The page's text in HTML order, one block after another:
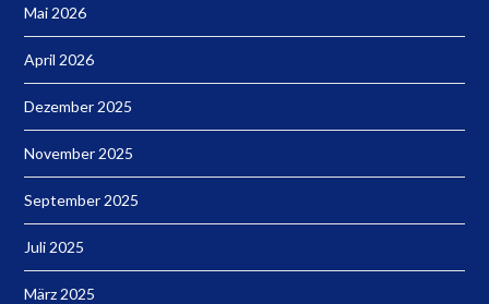
Mai 2026
April 2026
Dezember 2025
November 2025
September 2025
Juli 2025
März 2025